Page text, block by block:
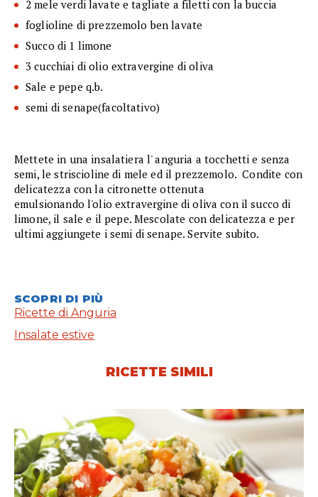
2 mele verdi lavate e tagliate a filetti con la buccia
foglioline di prezzemolo ben lavate
Succo di 1 limone
3 cucchiai di olio extravergine di oliva
Sale e pepe q.b.
semi di senape(facoltativo)
Mettete in una insalatiera l' anguria a tocchetti e senza
semi, le striscioline di mele ed il prezzemolo. Condite con
delicatezza con la citronette ottenuta
emulsionando l'olio extravergine di oliva con il succo di
limone, il sale e il pepe. Mescolate con delicatezza e per
ultimi aggiungete i semi di senape. Servite subito.
SCOPRI DI PIÙ
Ricette di Anguria
Insalate estive
RICETTE SIMILI